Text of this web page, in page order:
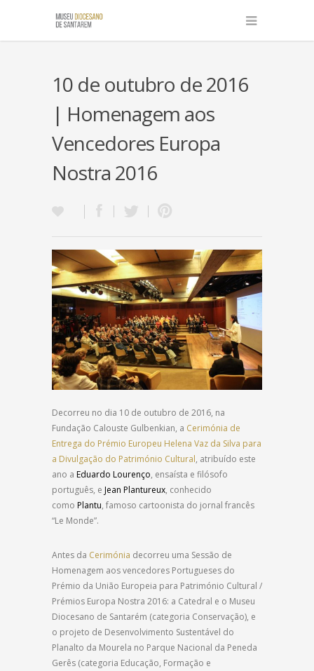
10 de outubro de 2016
| Homenagem aos
Vencedores Europa
Nostra 2016
Decorreu no dia 10 de outubro de 2016, na
Fundação Calouste Gulbenkian, a Cerimónia de
Entrega do Prémio Europeu Helena Vaz da Silva para
a Divulgação do Património Cultural, atribuído este
ano a Eduardo Lourenço, ensaísta e filósofo
português, e Jean Plantureux, conhecido
como Plantu, famoso cartoonista do jornal francês
“Le Monde”.
Antes da Cerimónia decorreu uma Sessão de
Homenagem aos vencedores Portugueses do
Prémio da União Europeia para Património Cultural /
Prémios Europa Nostra 2016: a Catedral e o Museu
Diocesano de Santarém (categoria Conservação), e
o projeto de Desenvolvimento Sustentável do
Planalto da Mourela no Parque Nacional da Peneda
Gerês (categoria Educação, Formação e